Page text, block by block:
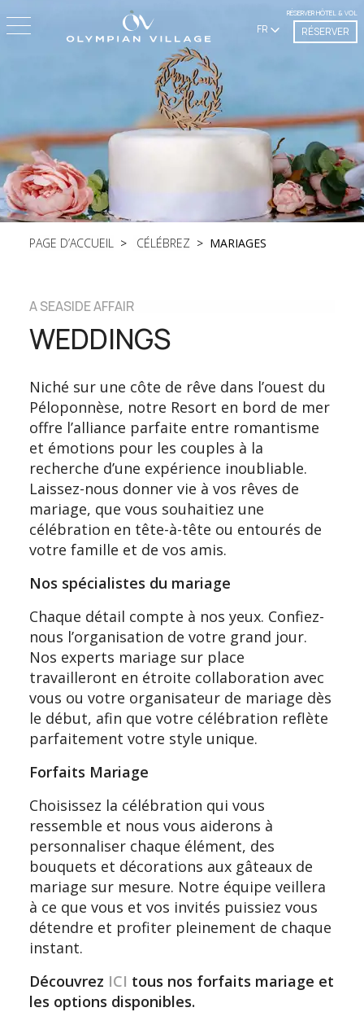
FR
RÉSERVER HÔTEL & VOL
RÉSERVER
PAGE D’ACCUEIL CÉLÉBREZ MARIAGES
A SEASIDE AFFAIR
WEDDINGS
Niché sur une côte de rêve dans l’ouest du
Péloponnèse, notre Resort en bord de mer
offre l’alliance parfaite entre romantisme
et émotions pour les couples à la
recherche d’une expérience inoubliable.
Laissez-nous donner vie à vos rêves de
mariage, que vous souhaitiez une
célébration en tête-à-tête ou entourés de
votre famille et de vos amis.
Nos spécialistes du mariage
Chaque détail compte à nos yeux. Confiez-
nous l’organisation de votre grand jour.
Nos experts mariage sur place
travailleront en étroite collaboration avec
vous ou votre organisateur de mariage dès
le début, afin que votre célébration reflète
parfaitement votre style unique.
Forfaits Mariage
Choisissez la célébration qui vous
ressemble et nous vous aiderons à
personnaliser chaque élément, des
bouquets et décorations aux gâteaux de
mariage sur mesure. Notre équipe veillera
à ce que vous et vos invités puissiez vous
détendre et profiter pleinement de chaque
instant.
Découvrez ICI tous nos forfaits mariage et
les options disponibles.